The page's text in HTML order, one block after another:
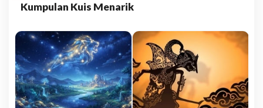
Kumpulan Kuis Menarik